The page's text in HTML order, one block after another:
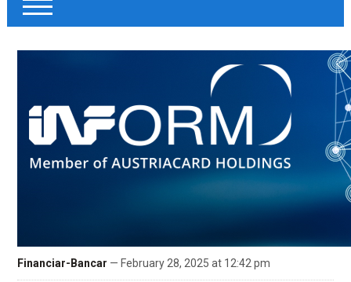
Financiar-Bancar — February 28, 2025 at 12:42 pm